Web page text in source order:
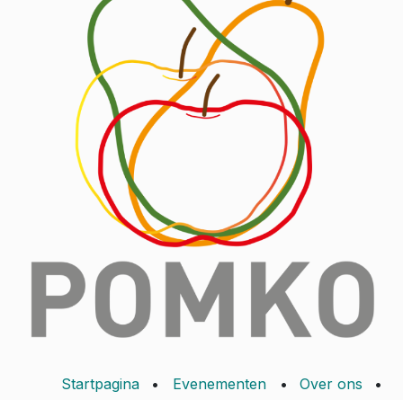
Startpagina • Evenementen • Over ons
•